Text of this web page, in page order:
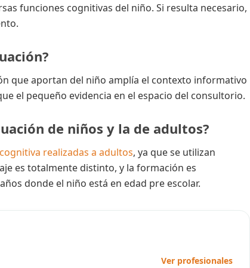
funciones cognitivas del niño. Si resulta necesario,
que aportan del niño amplía el contexto informativo
el pequeño evidencia en el espacio del consultorio.
de niños y la de adultos?
realizadas a adultos, ya que se utilizan
es totalmente distinto, y la formación es
donde el niño está en edad pre escolar.
Ver profesionales